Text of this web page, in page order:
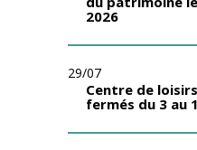
2026
29/07
Centre de
fermés du 3 au